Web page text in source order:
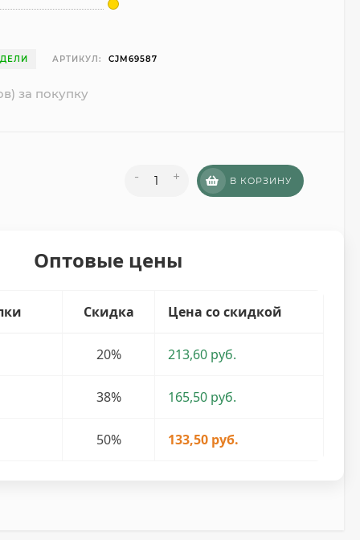
АРТИКУЛ: CJM69587
за покупку
- + В КОРЗИНУ
Оптовые цены
Скидка Цена со скидкой
20% 213,60 руб.
38% 165,50 руб.
50% 133,50 руб.